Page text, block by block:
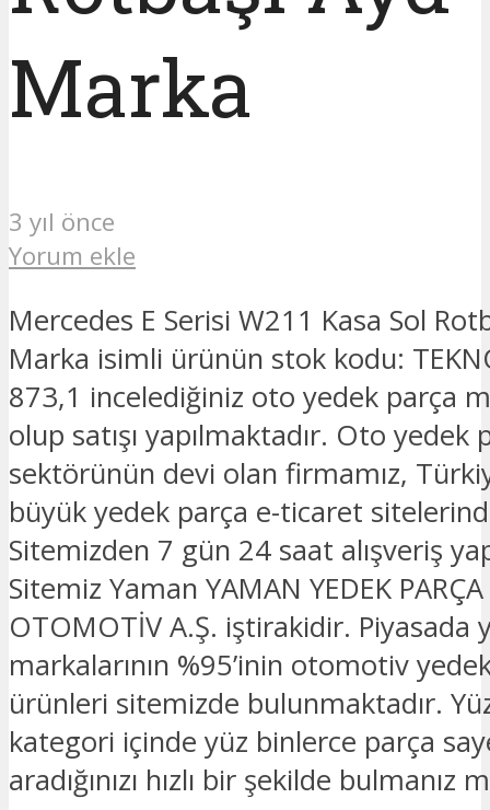
Marka
3 yıl önce
Yorum ekle
Mercedes E Serisi W211 Kasa Sol
Marka isimli ürünün stok kodu:
873,1 incelediğiniz oto yedek parça
olup satışı yapılmaktadır. Oto
sektörünün devi olan firmamız,
büyük yedek parça e-ticaret
Sitemizden 7 gün 24 saat alışveriş
Sitemiz Yaman YAMAN YEDEK PARÇA
OTOMOTİV A.Ş. iştirakidir. Piyasada
markalarının %95’inin otomotiv
ürünleri sitemizde bulunmaktadır.
kategori içinde yüz binlerce parça
aradığınızı hızlı bir şekilde bulmanız